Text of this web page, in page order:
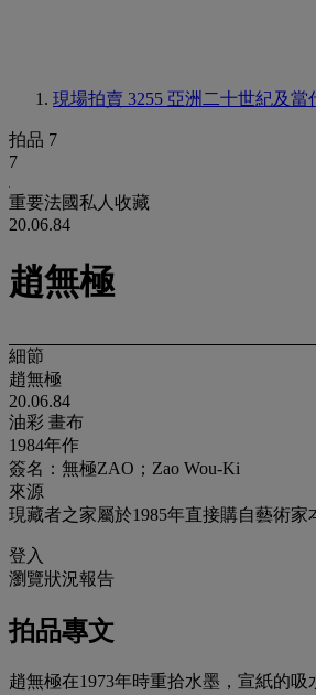
現場拍賣 3255 亞洲二十世紀及當
拍品 7
7
重要法國私人收藏
20.06.84
趙無極
細節
趙無極
20.06.84
油彩 畫布
1984年作
簽名：無極ZAO；Zao Wou-Ki
來源
現藏者之家屬於1985年直接購自藝術家
登入
瀏覽狀況報告
拍品專文
趙無極在1973年時重拾水墨，宣紙的